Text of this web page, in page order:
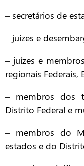
– secretários de
– juízes e
– juízes e
regionais Federais,
– membros dos
Distrito Federal e
– membros do
estados e do